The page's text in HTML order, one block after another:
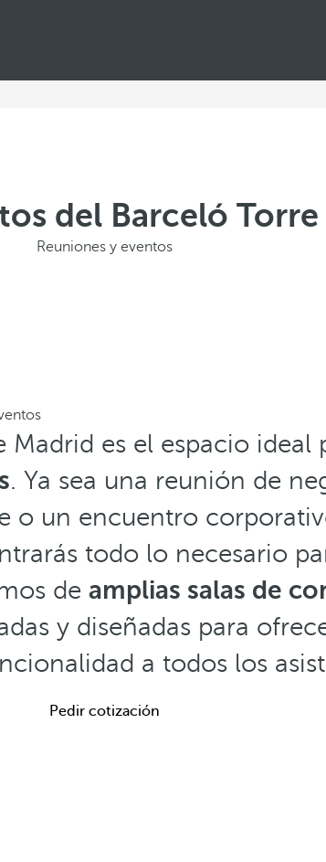
del Barceló
Reuniones y eventos
Madrid es el espacio ideal
. Ya sea una reunión de
o un encuentro
todo lo necesario
de amplias salas de
y diseñadas para
a todos los
Pedir cotización